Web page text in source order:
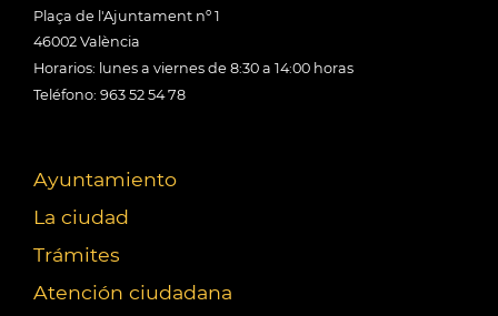
Plaça de l'Ajuntament nº 1
46002 València
Horarios: lunes a viernes de 8:30 a 14:00 horas
Teléfono: 963 52 54 78
Ayuntamiento
La ciudad
Trámites
Atención ciudadana